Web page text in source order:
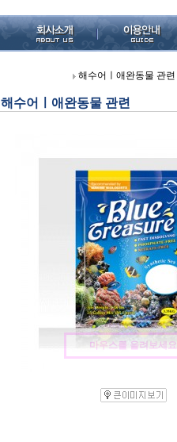
해수어ㅣ애완동물 관련
해수어ㅣ애완동물 관련
마우스를 올려보세요